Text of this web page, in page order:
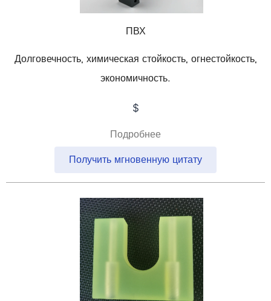
ПВХ
Долговечность, химическая стойкость, огнестойкость,
экономичность.
$
Подробнее
Получить мгновенную цитату